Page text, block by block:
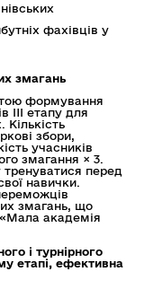
фахівців у
змагань
формування
III етапу для
Кількість
збори,
учасників
змагання × 3.
перед
навички.
змагань, що
«Мала академія
і турнірного
етапі, ефективна